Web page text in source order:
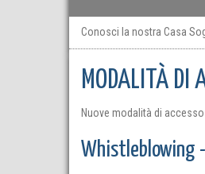
Conosci la nostra Casa
MODALITÀ DI
Nuove modalità di
Whistleblowing